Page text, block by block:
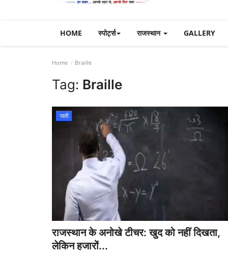
HOME स्पोर्ट्स राजस्थान GALLERY
Home Braille
Tag: Braille
पाली
राजस्थान के अनोखे टीचर: खुद को नहीं दिखता,
लेकिन हजारों...